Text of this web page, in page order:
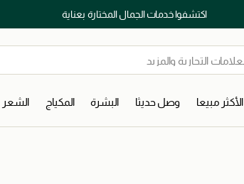
اكتشفوا خدمات الجمال المختارة بعناية
الأكثر مبيعا وصل حديثا البشرة المكياج الشعر